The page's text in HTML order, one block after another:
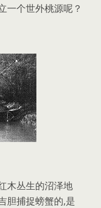
一个世外桃源呢？
木丛生的沼泽地
胆捕捉螃蟹的,是